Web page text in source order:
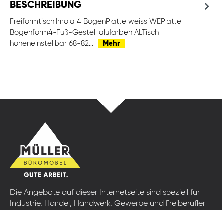
BESCHREIBUNG
Freiformtisch Imola 4 BogenPlatte weiss WEPlatte
Bogenform4-Fuß-Gestell alufarben ALTisch
höheneinstellbar 68-82…
Mehr
Die Angebote auf dieser Internetseite sind speziell für
Industrie, Handel, Handwerk, Gewerbe und Freiberufler